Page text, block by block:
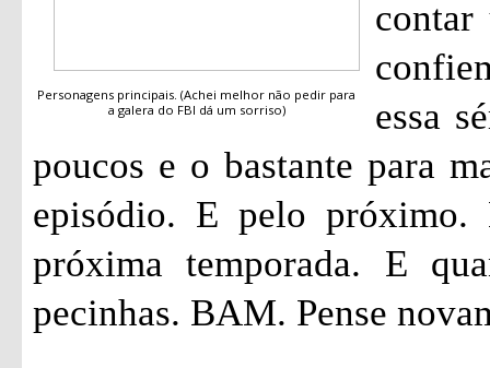
Personagens principais. (Achei melhor não pedir para
a galera do FBI dá um sorriso)
contar
essa
poucos e o bastante para
episódio. E pelo
próxima temporada. E
pecinhas. BAM. Pense